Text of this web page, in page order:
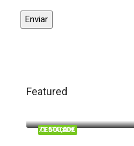
Featured
DESTACADO
71.500,00€